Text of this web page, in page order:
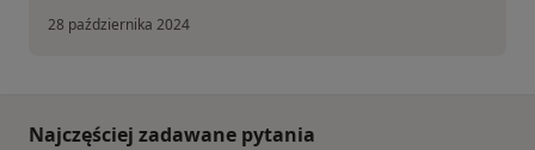
28 października 2024
Najczęściej zadawane pytania